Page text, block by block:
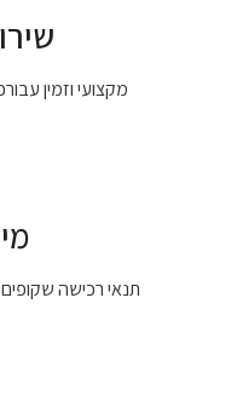
מקצועי וזמין
תנאי רכישה